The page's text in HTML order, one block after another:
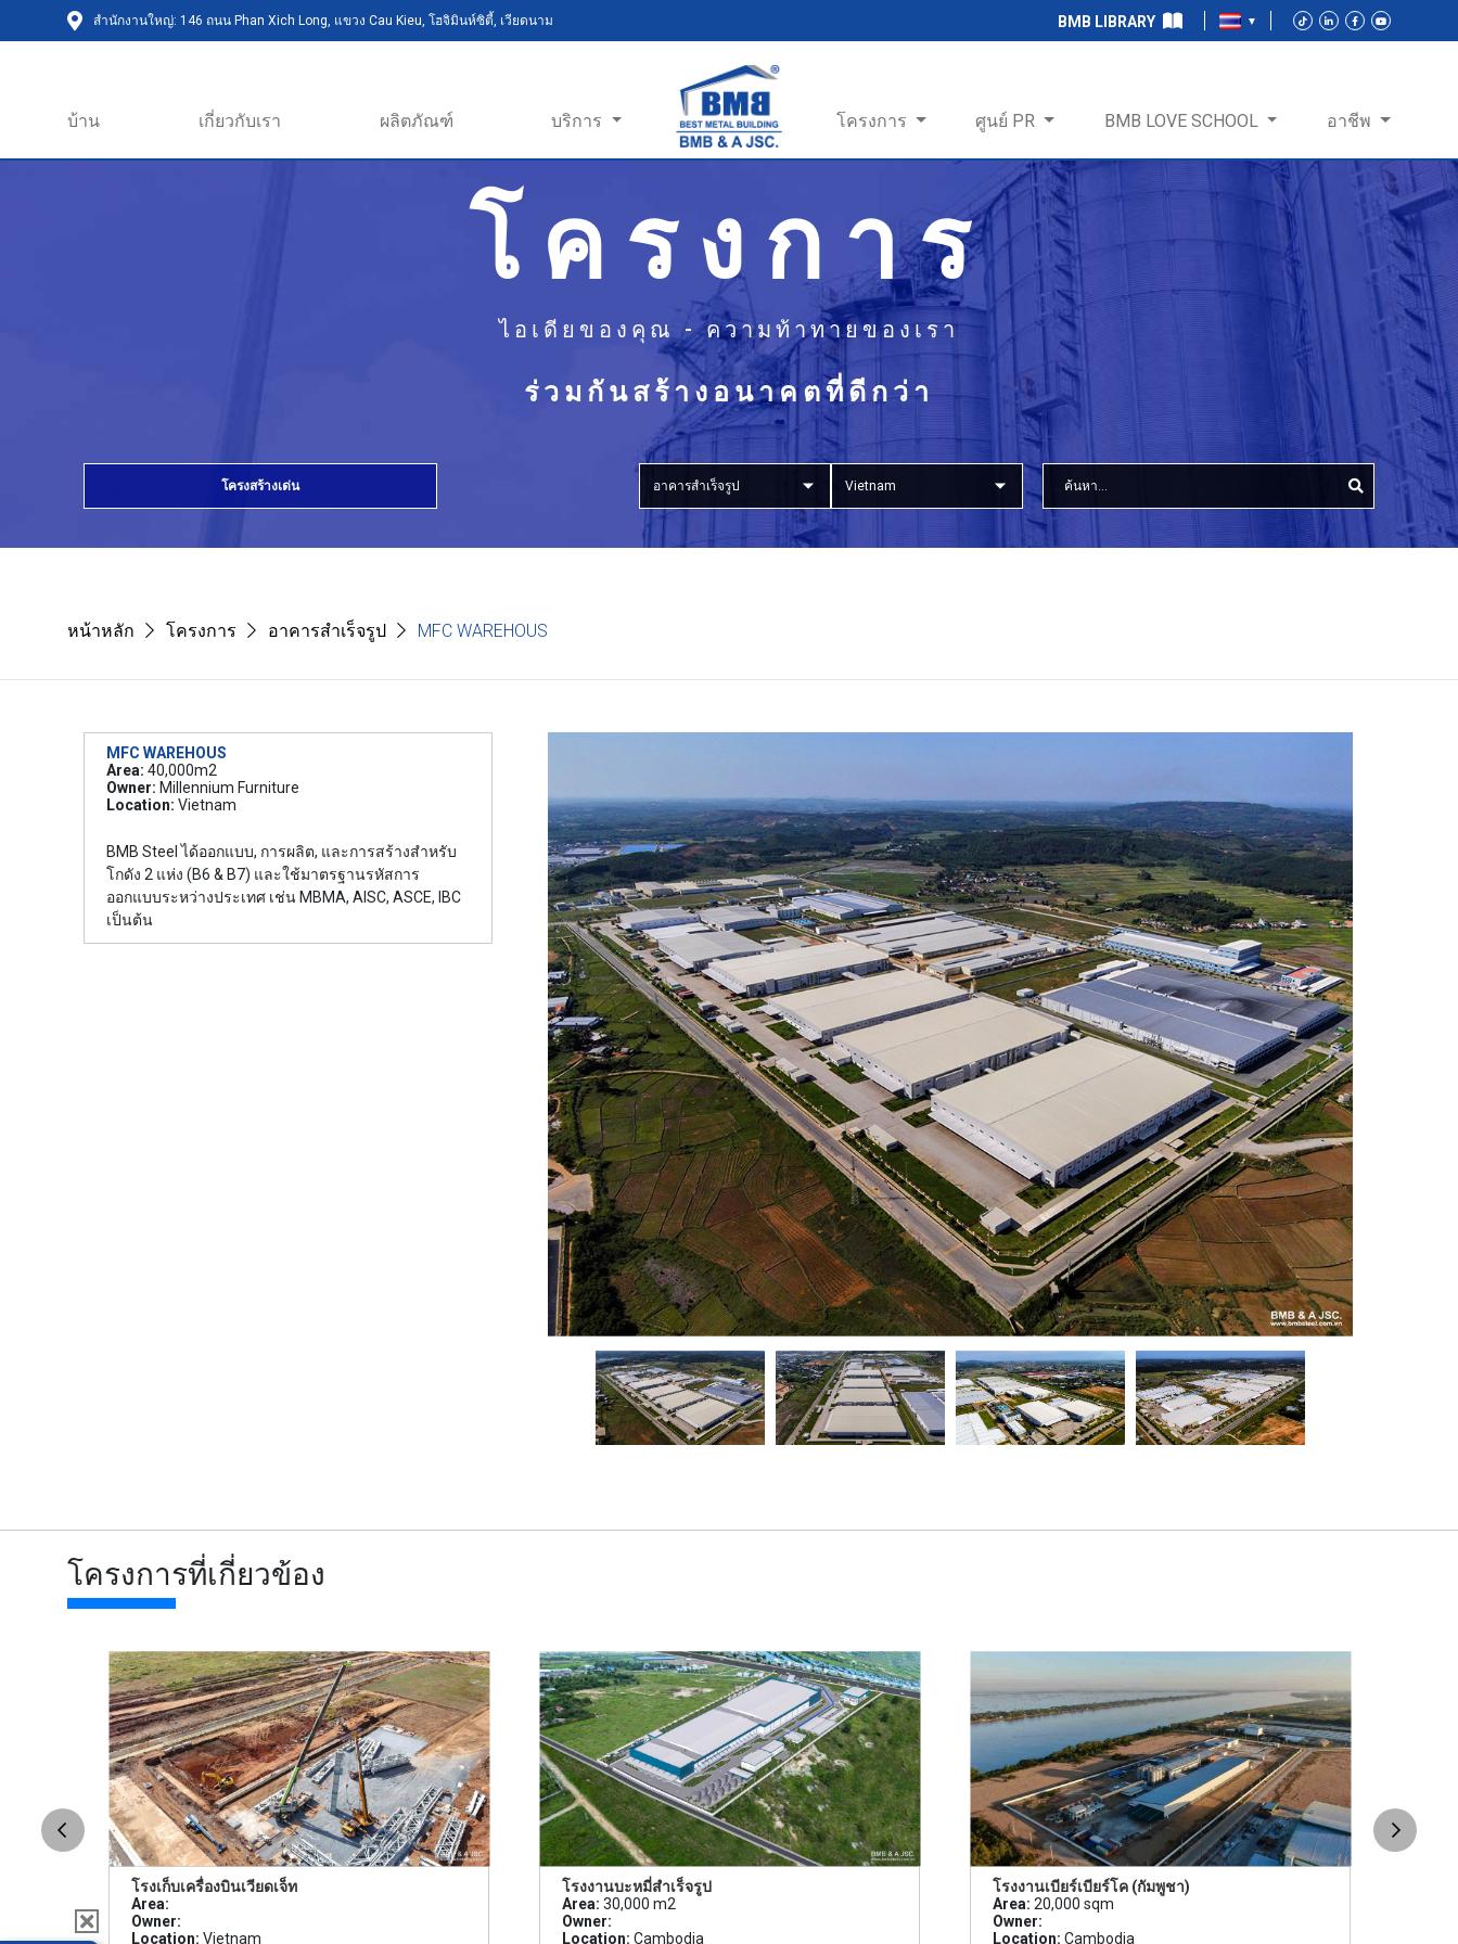
สำนักงานใหญ่: 146 ถนน Phan Xich Long, แขวง Cau Kieu, โฮจิมินห์ซิตี้, เวียดนาม BMB LIBRARY
บ้าน เกี่ยวกับเรา ผลิตภัณฑ์ บริการ โครงการ ศูนย์ PR BMB LOVE SCHOOL อาชีพ
โครงการ
ไอเดียของคุณ - ความท้าทายของเรา
ร่วมกันสร้างอนาคตที่ดีกว่า
โครงสร้างเด่น อาคารสำเร็จรูป Vietnam
หน้าหลัก โครงการ อาคารสำเร็จรูป MFC WAREHOUS
MFC WAREHOUS
Area: 40,000m2
Owner: Millennium Furniture
Location: Vietnam
BMB Steel ได้ออกแบบ, การผลิต, และการสร้างสำหรับ
โกดัง 2 แห่ง (B6 & B7) และใช้มาตรฐานรหัสการ
ออกแบบระหว่างประเทศ เช่น MBMA, AISC, ASCE, IBC
เป็นต้น
โครงการที่เกี่ยวข้อง
โรงเก็บเครื่องบินเวียดเจ็ท
Area:
Owner:
Location: Vietnam
โรงงานบะหมี่สำเร็จรูป
Area: 30,000 m2
Owner:
Location: Cambodia
โรงงานเบียร์เบียร์โค (กัมพูชา)
Area: 20,000 sqm
Owner:
Location: Cambodia